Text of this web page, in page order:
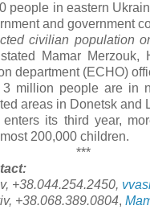
people in eastern
and government
civilian population
stated Mamar Merzouk,
department (ECHO)
million people are in
areas in Donetsk and
its third year,
200,000 children.
***
+38.044.254.2450,
+38.068.389.0804,